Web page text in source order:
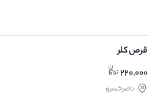
قرص کلر
220,000
ناصرخسرو